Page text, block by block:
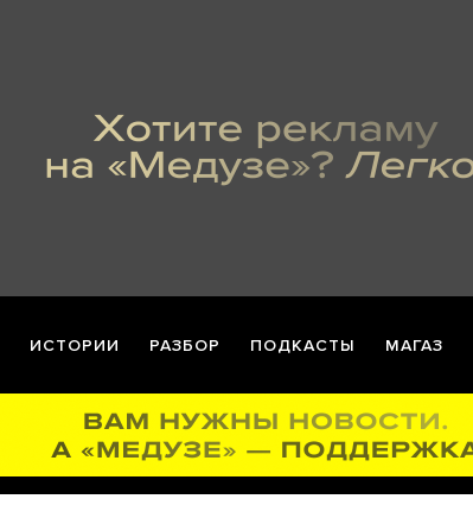
ИСТОРИИ РАЗБОР ПОДКАСТЫ МАГАЗ